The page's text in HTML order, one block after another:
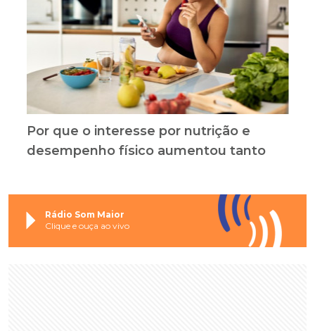
Por que o interesse por nutrição e
desempenho físico aumentou tanto
Rádio Som Maior
Clique e ouça ao vivo